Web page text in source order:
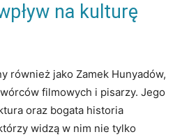
na kulturę
również jako Zamek Hunyadów,
filmowych i pisarzy. Jego
oraz bogata historia
widzą w nim nie tylko